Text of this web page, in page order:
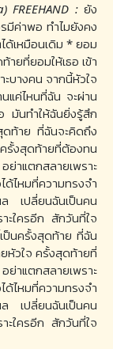
FREEHAND : ยัง
มีค่าพอ ทำไมยังคง
ด้เหมือนเดิม * ยอม
ยที่ยอมให้เธอ เข้า
บางคน จากนี้หัวใจ
แค่ไหนที่ฉัน จะผ่าน
มันทำให้ฉันยิ่งรู้สึก
ดท้าย ที่ฉันจะคิดถึง
ครั้งสุดท้ายที่ต้องทน
ย่าแตกสลายเพราะ
ไหมที่ความทรงจำ
เปลี่ยนฉันเป็นคน
ะใครอีก สักวันที่ใจ
ป็นครั้งสุดท้าย ที่ฉัน
หัวใจ ครั้งสุดท้ายที่
ย่าแตกสลายเพราะ
ไหมที่ความทรงจำ
เปลี่ยนฉันเป็นคน
ะใครอีก สักวันที่ใจ